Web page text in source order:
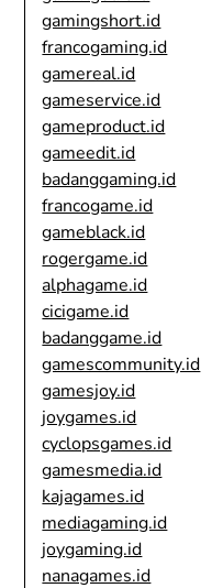
gamingshort.id
francogaming.id
gamereal.id
gameservice.id
gameproduct.id
gameedit.id
badanggaming.id
francogame.id
gameblack.id
rogergame.id
alphagame.id
cicigame.id
badanggame.id
gamescommunity.id
gamesjoy.id
joygames.id
cyclopsgames.id
gamesmedia.id
kajagames.id
mediagaming.id
joygaming.id
nanagames.id